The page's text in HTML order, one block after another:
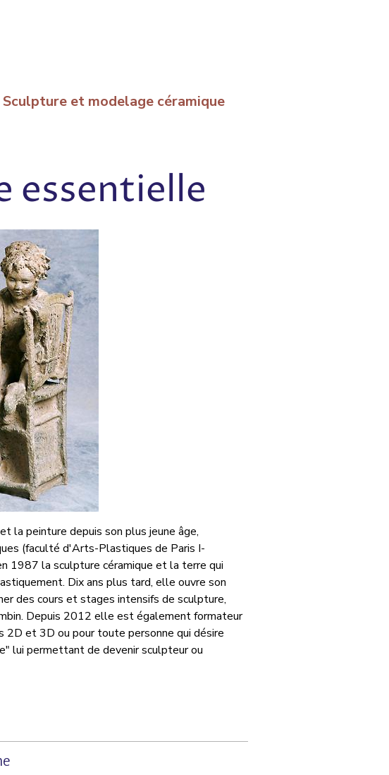
et modelage céramique
essentielle
la peinture depuis son plus jeune âge,
(faculté d'Arts-Plastiques de Paris I-
1987 la sculpture céramique et la terre qui
Dix ans plus tard, elle ouvre son
des cours et stages intensifs de sculpture,
Depuis 2012 elle est également formateur
2D et 3D ou pour toute personne qui désire
lui permettant de devenir sculpteur ou